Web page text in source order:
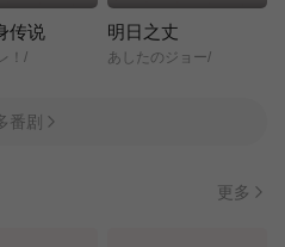
传说
！/
明日之丈
あしたのジョー/
番剧
更多